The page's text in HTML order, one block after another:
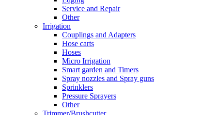
Service and Repair
Other
Irrigation
Couplings and Adapters
Hose carts
Hoses
Micro Irrigation
Smart garden and Timers
Spray nozzles and Spray guns
Sprinklers
Pressure Sprayers
Other
Trimmer/Brushcutter